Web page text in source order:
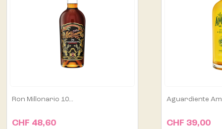
Aguardiente Amarillo De...
CHF 39,00
Alipús San Luis
CHF 129,00